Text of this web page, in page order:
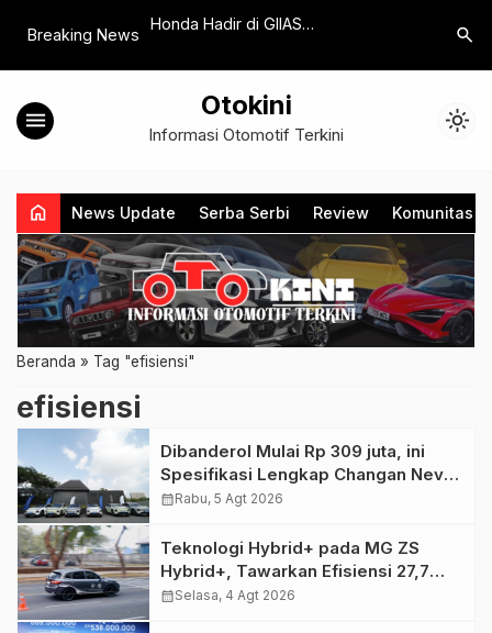
Breaking News
Warisan
Honda Hadir di GIIAS
STEP WGN e:HEV
search
menu Otokini
Informasi Otomotif Terkini light_mode
home News Update Serba Serbi Review Komunitas
Beranda » Tag "efisiensi"
efisiensi
Dibanderol Mulai Rp 309 juta, ini
Spesifikasi Lengkap Changan Nevo
Q05
calendar_monthRabu, 5 Agt 2026
Teknologi Hybrid+ pada MG ZS
Hybrid+, Tawarkan Efisiensi 27,7
Km/L di GIIAS 2026
calendar_monthSelasa, 4 Agt 2026